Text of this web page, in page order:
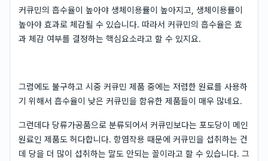
커큐민의 흡수율이 높아야 생체이용률이 높아지고, 생체이용률이
높아야 효과로 체감될 수 있습니다. 따라서 커큐민의 흡수율은 효
과 체감 여부를 결정하는 핵심요소라고 할 수 있지요.
그럼에도 불구하고 시중 커큐민 제품 중에는 저렴한 원료를 사용하
기 위해서 흡수율이 낮은 커큐민을 함유한 제품들이 매우 많네요.
그런데다 당류가공품으로 분류되어서 커큐민보다는 포도당이 메인
원료인 제품도 허다합니다. 항염작용 때문에 커큐민을 섭취하는 건
데 당을 더 많이 섭취하는 말도 안되는 꼴이라고 할 수 있습니다. 그